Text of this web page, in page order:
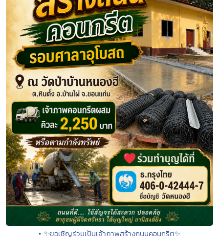
• ✨ขอเชิญร่วมเป็นเจ้าภาพสร้างถนนคอนกรีต✨